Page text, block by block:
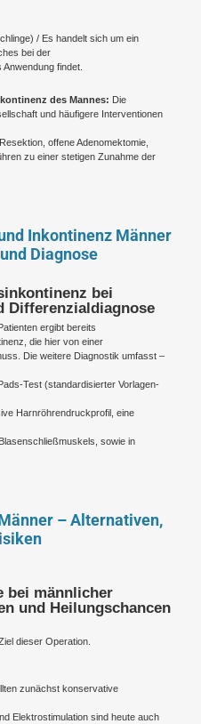
/ Es handelt sich um ein
bei der
findet.
des Mannes: Die
und häufigere Interventionen
offene Adenomektomie,
zu einer stetigen Zunahme der
Inkontinenz Männer
Diagnose
bei
Differenzialdiagnose
ergibt bereits
die hier von einer
Die weitere Diagnostik umfasst –
Test (standardisierter Vorlagen-
Harnröhrendruckprofil, eine
sowie in
– Alternativen,
bei männlicher
und Heilungschancen
dieser Operation.
zunächst konservative
Elektrostimulation sind heute auch